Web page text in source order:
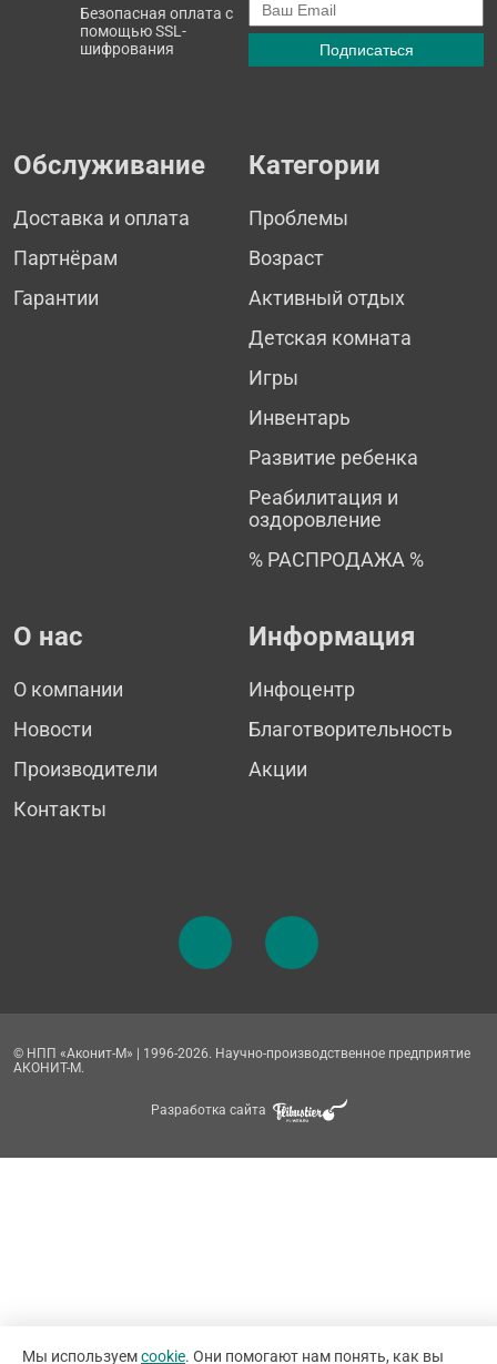
Безопасная оплата с
помощью SSL-
шифрования
Обслуживание
Доставка и оплата
Партнёрам
Гарантии
Категории
Проблемы
Возраст
Активный отдых
Детская комната
Игры
Инвентарь
Развитие ребенка
Реабилитация и
оздоровление
% РАСПРОДАЖА %
О нас
О компании
Новости
Производители
Контакты
Информация
Инфоцентр
Благотворительность
Акции
© НПП «Аконит-М» | 1996-2026. Научно-производственное предприятие
АКОНИТ-М.
Разработка сайта
Мы используемcookie. Они помогают нам понять, как вы